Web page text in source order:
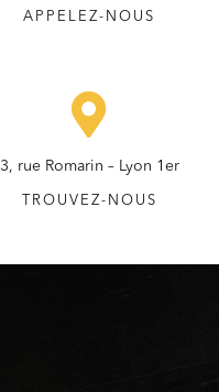
APPELEZ-NOUS
3, rue Romarin – Lyon 1er
TROUVEZ-NOUS